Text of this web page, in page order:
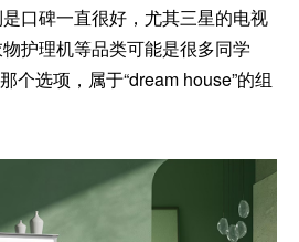
口碑一直很好，尤其三星的电视
护理机等品类可能是很多同学
个选项，属于“dream house”的组